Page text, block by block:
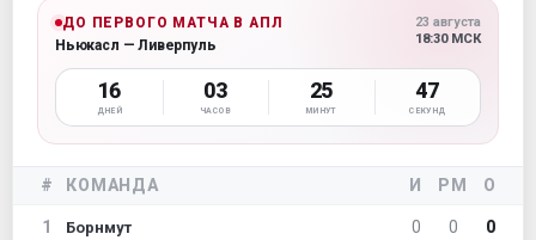
ДО ПЕРВОГО МАТЧА В АПЛ
Ньюкасл — Ливерпуль
23 августа
18:30 МСК
16
ДНЕЙ
03
ЧАСОВ
25
МИНУТ
46
СЕКУНД
# КОМАНДА И РМ О
1 Борнмут 0 0 0